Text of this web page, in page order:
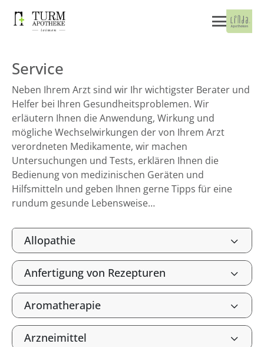
Service
Neben Ihrem Arzt sind wir Ihr wichtigster Berater und
Helfer bei Ihren Gesundheitsproblemen. Wir
erläutern Ihnen die Anwendung, Wirkung und
mögliche Wechselwirkungen der von Ihrem Arzt
verordneten Medikamente, wir machen
Untersuchungen und Tests, erklären Ihnen die
Bedienung von medizinischen Geräten und
Hilfsmitteln und geben Ihnen gerne Tipps für eine
rundum gesunde Lebensweise…
Allopathie
Anfertigung von Rezepturen
Aromatherapie
Arzneimittel